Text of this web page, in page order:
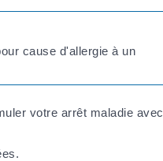
cause d'allergie à un
votre arrêt maladie avec